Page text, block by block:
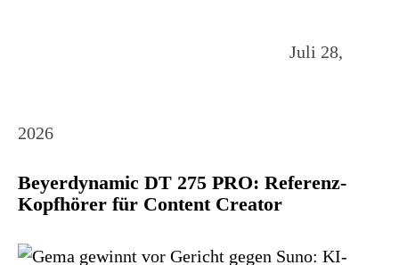
Juli 28,
2026
Beyerdynamic DT 275 PRO: Referenz-
Kopfhörer für Content Creator